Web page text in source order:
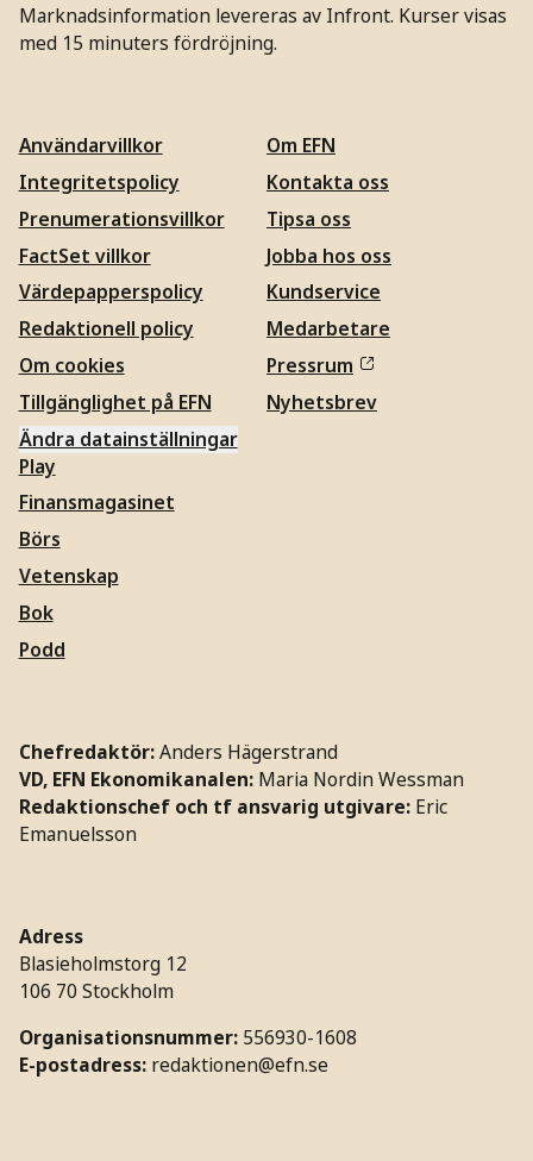
Marknadsinformation levereras av Infront. Kurser visas
med 15 minuters fördröjning.
Användarvillkor
Integritetspolicy
Prenumerationsvillkor
FactSet villkor
Värdepapperspolicy
Redaktionell policy
Om cookies
Tillgänglighet på EFN
Ändra datainställningar
Om EFN
Kontakta oss
Tipsa oss
Jobba hos oss
Kundservice
Medarbetare
Pressrum
Nyhetsbrev
Play
Finansmagasinet
Börs
Vetenskap
Bok
Podd
Chefredaktör:Anders Hägerstrand
VD, EFN Ekonomikanalen: Maria Nordin Wessman
Redaktionschef och tf ansvarig utgivare: Eric
Emanuelsson
Adress
Blasieholmstorg 12
106 70 Stockholm
Organisationsnummer: 556930-1608
E-postadress: redaktionen@efn.se